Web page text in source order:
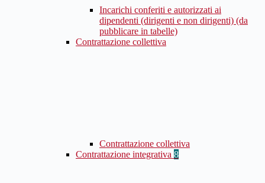
Incarichi conferiti e autorizzati ai
dipendenti (dirigenti e non dirigenti) (da
pubblicare in tabelle)
Contrattazione collettiva
Contrattazione collettiva
Contrattazione integrativa 8